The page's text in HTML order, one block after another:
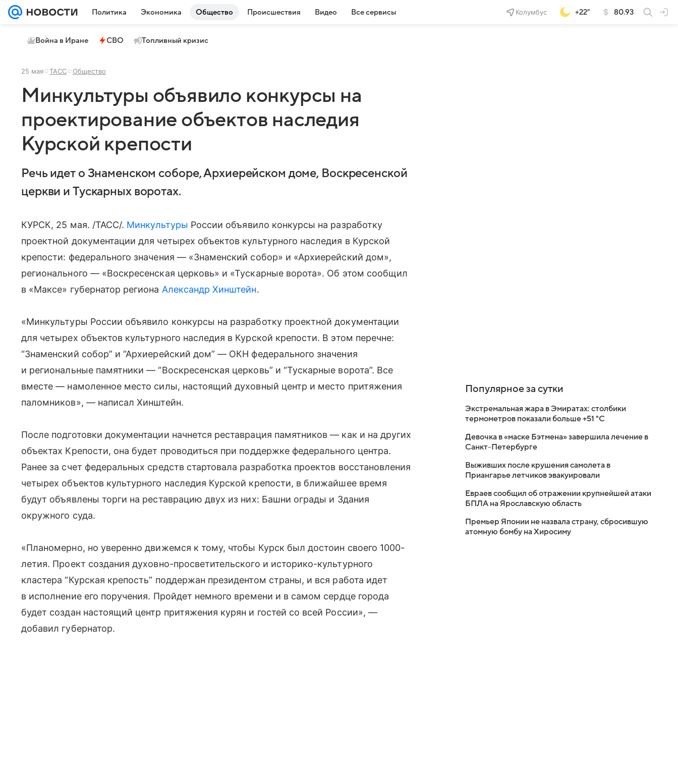
Политика Экономика Общество Происшествия Видео Все сервисы Колумбус +22° 80.93
Война в Иране СВО Топливный кризис
25 мая ТАСС Общество
Минкультуры объявило конкурсы на
проектирование объектов наследия
Курской крепости
Речь идет о Знаменском соборе, Архиерейском доме, Воскресенской
церкви и Тускарных воротах.
КУРСК, 25 мая. /ТАСС/. Минкультуры России объявило конкурсы на разработку
проектной документации для четырех объектов культурного наследия в Курской
крепости: федерального значения — «Знаменский собор» и «Архиерейский дом»,
регионального — «Воскресенская церковь» и «Тускарные ворота». Об этом сообщил
в «Максе» губернатор региона Александр Хинштейн.
«Минкультуры России объявило конкурсы на разработку проектной документации
для четырех объектов культурного наследия в Курской крепости. В этом перечне:
“Знаменский собор” и “Архиерейский дом” — ОКН федерального значения
и региональные памятники — “Воскресенская церковь” и “Тускарные ворота”. Все
вместе — намоленное место силы, настоящий духовный центр и место притяжения
паломников», — написал Хинштейн.
После подготовки документации начнется реставрация памятников — как и на других
объектах Крепости, она будет проводиться при поддержке федерального центра.
Ранее за счет федеральных средств стартовала разработка проектов восстановления
четырех объектов культурного наследия Курской крепости, в ближайшее время
будут объявлены торги на реставрацию двух из них: Башни ограды и Здания
окружного суда.
«Планомерно, но уверенно движемся к тому, чтобы Курск был достоин своего 1000-
летия. Проект создания духовно-просветительского и историко-культурного
кластера “Курская крепость” поддержан президентом страны, и вся работа идет
в исполнение его поручения. Пройдет немного времени и в самом сердце города
будет создан настоящий центр притяжения курян и гостей со всей России», —
добавил губернатор.
Популярное за сутки
Экстремальная жара в Эмиратах: столбики
термометров показали больше +51 °C
Девочка в «маске Бэтмена» завершила лечение в
Санкт-Петербурге
Выживших после крушения самолета в
Приангарье летчиков эвакуировали
Евраев сообщил об отражении крупнейшей атаки
БПЛА на Ярославскую область
Премьер Японии не назвала страну, сбросившую
атомную бомбу на Хиросиму